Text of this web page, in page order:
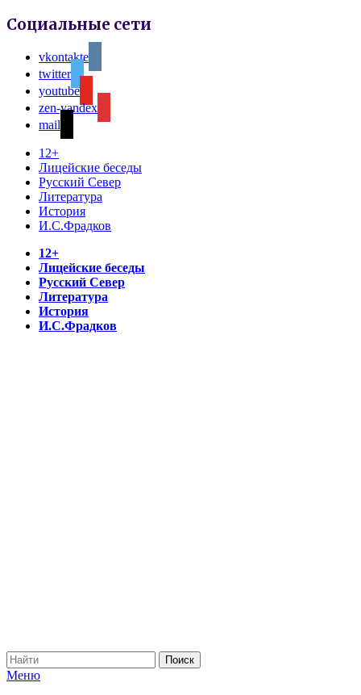
Социальные сети
vkontakte
twitter
youtube
zen-yandex
mail
12+
Лицейские беседы
Русский Север
Литература
История
И.С.Фрадков
12+
Лицейские беседы
Русский Север
Литература
История
И.С.Фрадков
Меню